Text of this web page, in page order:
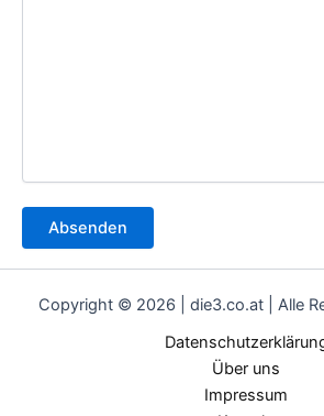
Copyright © 2026 | die3.co.at | Alle
Über uns
Impressum